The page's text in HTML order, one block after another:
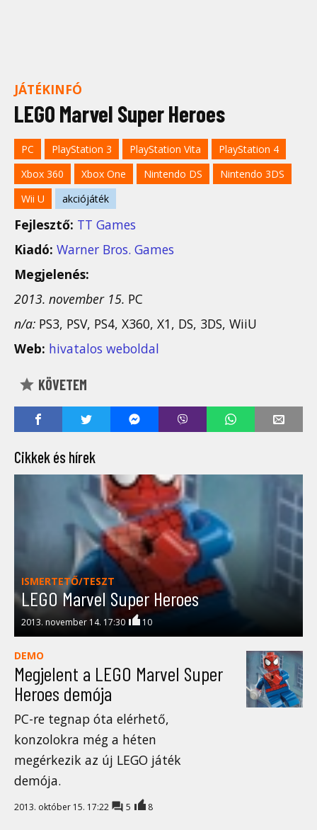
JÁTÉKINFÓ
LEGO Marvel Super Heroes
PC PlayStation 3 PlayStation Vita
PlayStation 4
Xbox 360
Xbox One Nintendo DS
Nintendo 3DS
Wii U
akciójáték
Fejlesztő: TT Games
Kiadó: Warner Bros. Games
Megjelenés:
2013. november 15. PC
n/a: PS3, PSV, PS4, X360, X1, DS, 3DS, WiiU
Web: hivatalos weboldal
KÖVETEM
Cikkek és hírek
ISMERTETŐ/TESZT
LEGO Marvel Super Heroes
2013. november 14. 17:30 10
DEMO
Megjelent a LEGO Marvel Super
Heroes demója
PC-re tegnap óta elérhető,
konzolokra még a héten
megérkezik az új LEGO játék
demója.
2013. október 15. 17:22 5 8